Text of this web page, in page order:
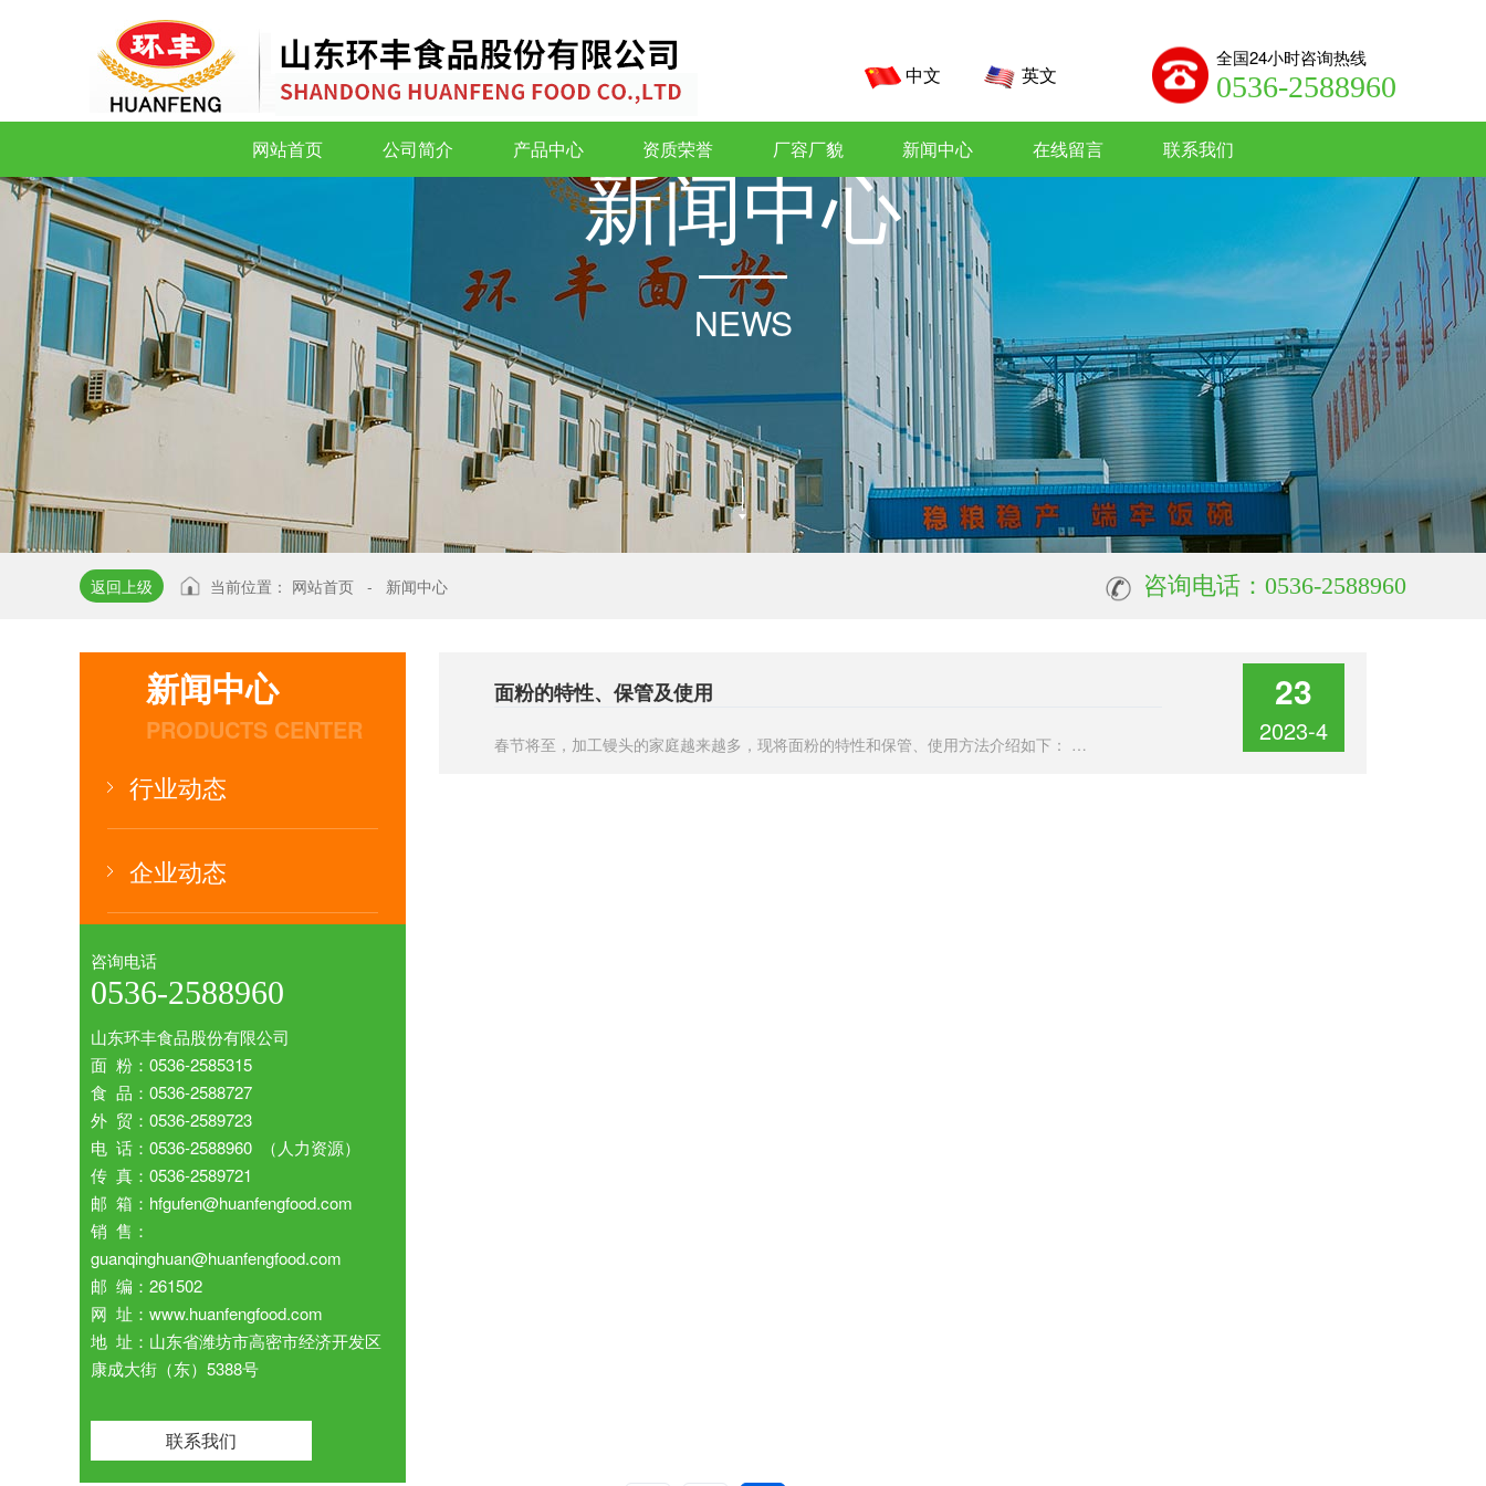
中文 英文
全国24小时咨询热线
0536-2588960
网站首页 公司简介 产品中心 资质荣誉 厂容厂貌 新闻中心 在线留言 联系我们
新闻中心
NEWS
返回上级 当前位置： 网站首页 - 新闻中心 咨询电话：0536-2588960
新闻中心
PRODUCTS CENTER
行业动态
企业动态
咨询电话
0536-2588960
山东环丰食品股份有限公司
面 粉：0536-2585315
食 品：0536-2588727
外 贸：0536-2589723
电 话：0536-2588960 （人力资源）
传 真：0536-2589721
邮 箱：hfgufen@huanfengfood.com
销 售：
guanqinghuan@huanfengfood.com
邮 编：261502
网 址：www.huanfengfood.com
地 址：山东省潍坊市高密市经济开发区
康成大街（东）5388号
联系我们
面粉的特性、保管及使用
春节将至，加工镘头的家庭越来越多，现将面粉的特性和保管、使用方法介绍如下： 保管特性： 面粉颗粒细小，与外界接触面大，容易吸湿。由于颗粒
23
2023-4